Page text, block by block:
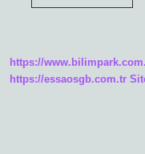
https://
https://essaosgb.com.tr